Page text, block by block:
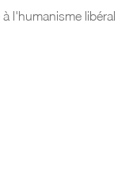
l'humanisme libéral